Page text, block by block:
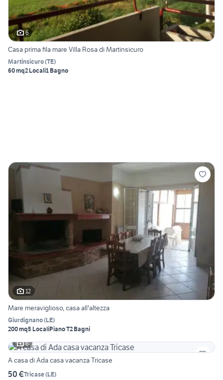
6
Casa prima fila mare Villa Rosa di Martinsicuro
Martinsicuro(TE)
60 mq2 Locali1 Bagno
12
Mare meraviglioso, casa all'altezza
Giurdignano(LE)
200 mq5 LocaliPiano T2 Bagni
6
A casa di Ada casa vacanza Tricase
50 €Tricase(LE)